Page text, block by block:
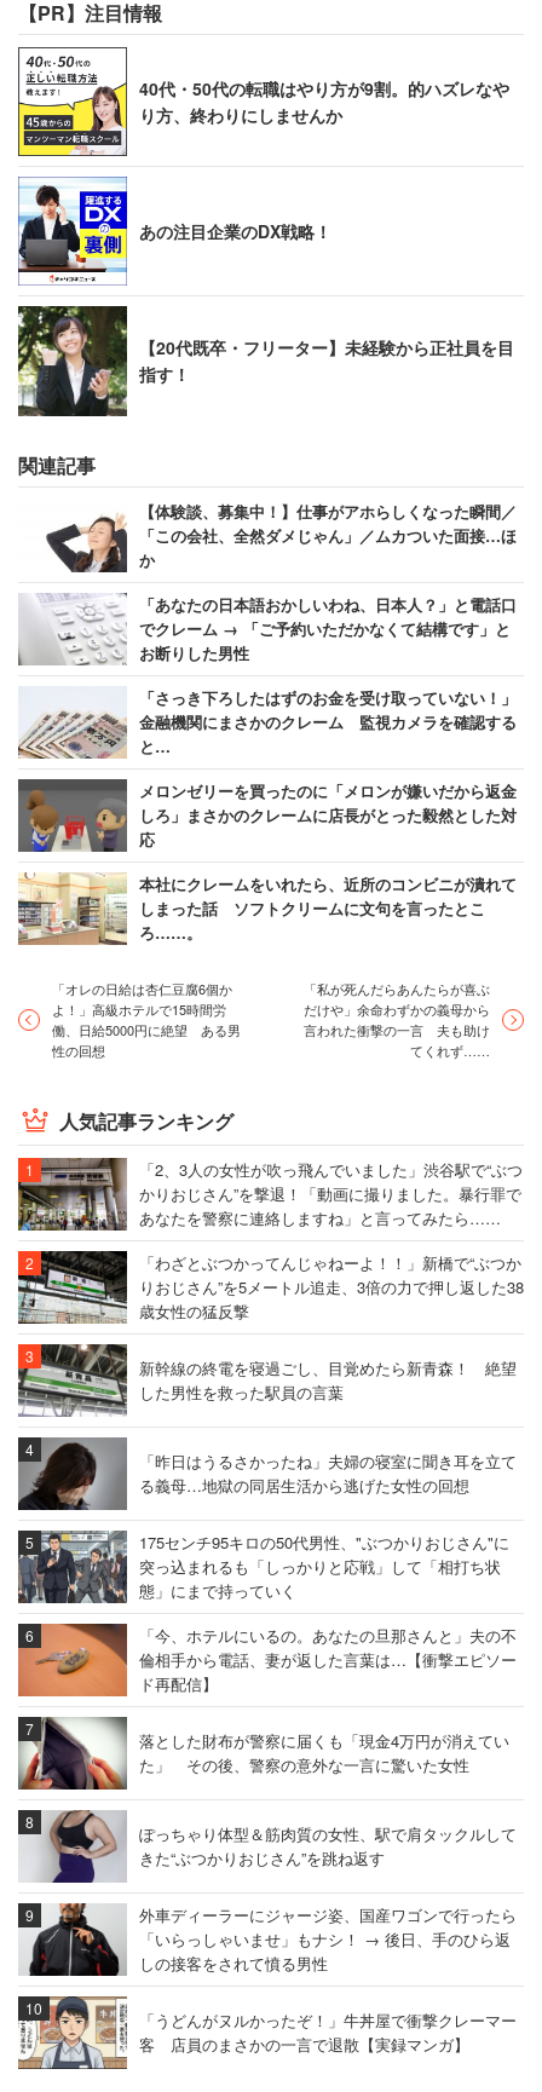
【PR】注目情報
40代・50代の転職はやり方が9割。的ハズレなや
り方、終わりにしませんか
あの注目企業のDX戦略！
【20代既卒・フリーター】未経験から正社員を目
指す！
関連記事
【体験談、募集中！】仕事がアホらしくなった瞬間／
「この会社、全然ダメじゃん」／ムカついた面接…ほ
か
「あなたの日本語おかしいわね、日本人？」と電話口
でクレーム → 「ご予約いただかなくて結構です」と
お断りした男性
「さっき下ろしたはずのお金を受け取っていない！」
金融機関にまさかのクレーム 監視カメラを確認する
と…
メロンゼリーを買ったのに「メロンが嫌いだから返金
しろ」まさかのクレームに店長がとった毅然とした対
応
本社にクレームをいれたら、近所のコンビニが潰れて
しまった話 ソフトクリームに文句を言ったとこ
ろ……。
「オレの日給は杏仁豆腐6個か
よ！」高級ホテルで15時間労
働、日給5000円に絶望 ある男
性の回想
「私が死んだらあんたらが喜ぶ
だけや」余命わずかの義母から
言われた衝撃の一言 夫も助け
てくれず……
人気記事ランキング
「2、3人の女性が吹っ飛んでいました」渋谷駅で“ぶつ
かりおじさん”を撃退！「動画に撮りました。暴行罪で
あなたを警察に連絡しますね」と言ってみたら……
「わざとぶつかってんじゃねーよ！！」新橋で“ぶつか
りおじさん”を5メートル追走、3倍の力で押し返した38
歳女性の猛反撃
新幹線の終電を寝過ごし、目覚めたら新青森！ 絶望
した男性を救った駅員の言葉
「昨日はうるさかったね」夫婦の寝室に聞き耳を立て
る義母…地獄の同居生活から逃げた女性の回想
175センチ95キロの50代男性、"ぶつかりおじさん"に
突っ込まれるも「しっかりと応戦」して「相打ち状
態」にまで持っていく
「今、ホテルにいるの。あなたの旦那さんと」夫の不
倫相手から電話、妻が返した言葉は…【衝撃エピソー
ド再配信】
落とした財布が警察に届くも「現金4万円が消えてい
た」 その後、警察の意外な一言に驚いた女性
ぽっちゃり体型＆筋肉質の女性、駅で肩タックルして
きた“ぶつかりおじさん”を跳ね返す
外車ディーラーにジャージ姿、国産ワゴンで行ったら
「いらっしゃいませ」もナシ！ → 後日、手のひら返
しの接客をされて憤る男性
「うどんがヌルかったぞ！」牛丼屋で衝撃クレーマー
客 店員のまさかの一言で退散【実録マンガ】